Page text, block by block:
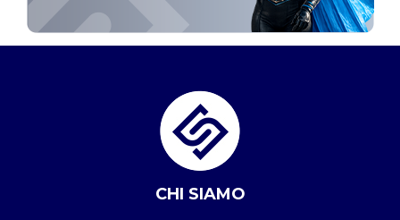
CHI SIAMO